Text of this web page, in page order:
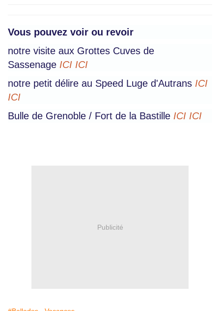
Vous pouvez voir ou revoir
notre visite aux Grottes Cuves de
Sassenage ICI ICI
notre petit délire au Speed Luge d'Autrans ICI
ICI
Bulle de Grenoble / Fort de la Bastille ICI ICI
Publicité